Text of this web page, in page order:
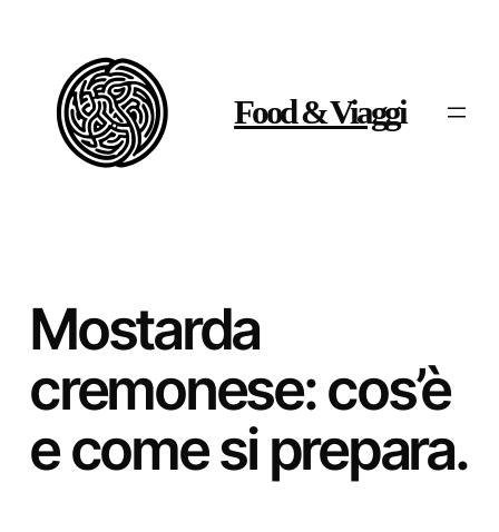
Food & Viaggi
Mostarda
cremonese: cos’è
e come si prepara.